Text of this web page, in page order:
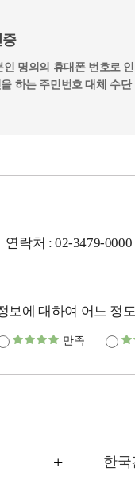
증
인 명의의 휴대폰 번호로
하는 주민번호 대체 수단
연락처 : 02-3479-0000
보에 대하여 어느 정
만족
한국